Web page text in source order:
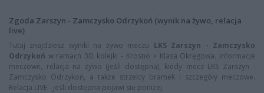
Zgoda Zarszyn - Zamczysko Odrzykoń (wynik na żywo, relacja
live)
Tutaj znajdziesz wyniki na żywo meczu LKS Zarszyn - Zamczysko
Odrzykoń w ramach 30. kolejki - Krosno > Klasa Okręgowa. Informacje
meczowe, relacja na żywo (jeśli dostępna), kiedy mecz LKS Zarszyn -
Zamczysko Odrzykoń, a także strzelcy bramek i szczegóły meczowe.
Relacja LIVE - jeśli dostępna pojawi się poniżej.